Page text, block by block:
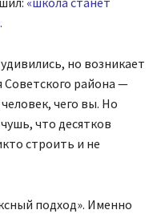
но возникает
Советского района —
чего вы. Но
что десятков
строить и не
подход». Именно